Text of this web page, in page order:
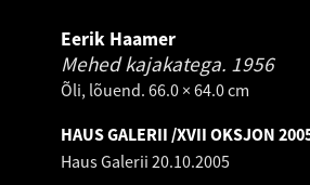
Eerik Haamer
Mehed kajakatega. 1956
Õli, lõuend. 66.0 × 64.0 cm
HAUS GALERII /XVII OKSJON
Haus Galerii 20.10.2005